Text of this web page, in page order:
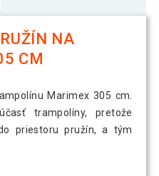
NA
CM
Marimex 305 cm.
trampolíny, pretože
priestoru pružín, a tým